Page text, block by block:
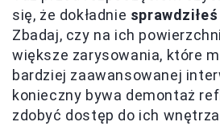
się, że dokładnie
Zbadaj, czy na ich
większe zarysowania, które
bardziej zaawansowanej
konieczny bywa demontaż
zdobyć dostęp do ich